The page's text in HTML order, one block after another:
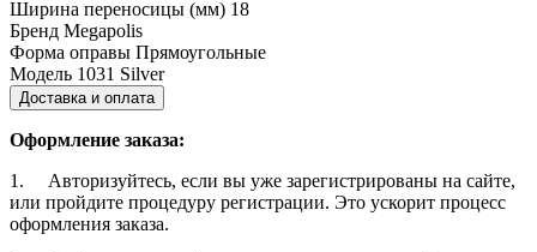
Ширина переносицы (мм) 18
Бренд Megapolis
Форма оправы Прямоугольные
Модель 1031 Silver
Доставка и оплата
Оформление заказа:
1. Авторизуйтесь, если вы уже зарегистрированы на сайте,
или пройдите процедуру регистрации. Это ускорит процесс
оформления заказа.